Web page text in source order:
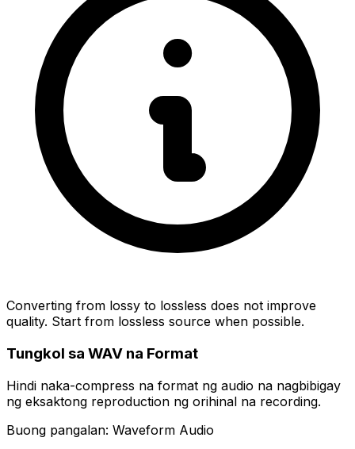
Converting from lossy to lossless does not improve
quality. Start from lossless source when possible.
Tungkol sa WAV na Format
Hindi naka-compress na format ng audio na nagbibigay
ng eksaktong reproduction ng orihinal na recording.
Buong pangalan: Waveform Audio